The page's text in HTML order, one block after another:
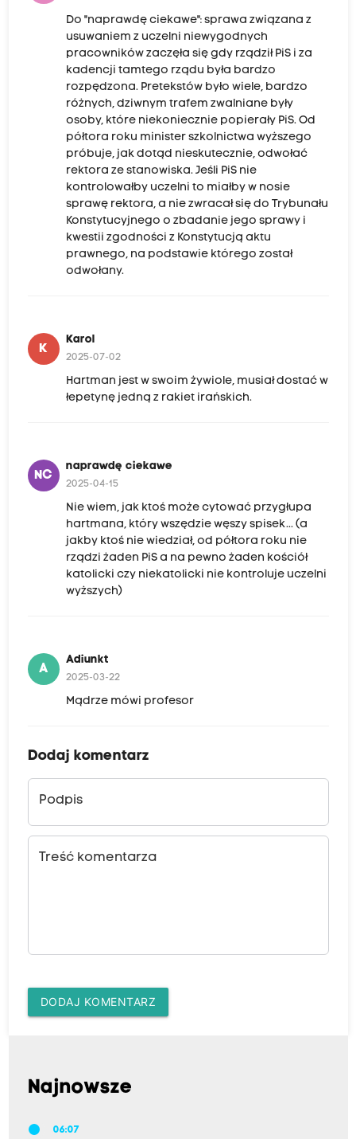
Do "naprawdę ciekawe": sprawa związana z
usuwaniem z uczelni niewygodnych
pracowników zaczęła się gdy rządził PiS i za
kadencji tamtego rządu była bardzo
rozpędzona. Pretekstów było wiele, bardzo
różnych, dziwnym trafem zwalniane były
osoby, które niekoniecznie popierały PiS. Od
półtora roku minister szkolnictwa wyższego
próbuje, jak dotąd nieskutecznie, odwołać
rektora ze stanowiska. Jeśli PiS nie
kontrolowałby uczelni to miałby w nosie
sprawę rektora, a nie zwracał się do Trybunału
Konstytucyjnego o zbadanie jego sprawy i
kwestii zgodności z Konstytucją aktu
prawnego, na podstawie którego został
odwołany.
K
Karol
2025-07-02
Hartman jest w swoim żywiole, musiał dostać w
łepetynę jedną z rakiet irańskich.
NC
naprawdę ciekawe
2025-04-15
Nie wiem, jak ktoś może cytować przygłupa
hartmana, który wszędzie węszy spisek... (a
jakby ktoś nie wiedział, od półtora roku nie
rządzi żaden PiS a na pewno żaden kościół
katolicki czy niekatolicki nie kontroluje uczelni
wyższych)
A
Adiunkt
2025-03-22
Mądrze mówi profesor
Dodaj komentarz
Podpis
Treść komentarza
DODAJ KOMENTARZ
Najnowsze
06:07